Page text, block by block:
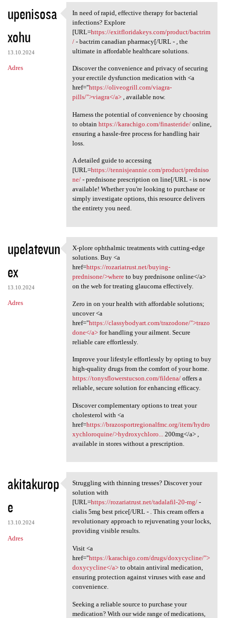
upenisosa
xohu
13.10.2024
Adres
In need of rapid, effective
In need of rapid, effective therapy for bacterial
infections? Explore
[URL=https://exitfloridakeys.com/product/bactrim
/- bactrim canadian pharmacy[/URL - , the
ultimate in affordable healthcare solutions.
Discover the convenience and privacy of securing
your erectile dysfunction medication with <a
href="https://oliveogrill.com/viagra-
pills/">viagra</a>, available now.
Harness the potential of convenience by choosing
to obtain https://karachigo.com/finasteride/online,
ensuring a hassle-free process for handling hair
loss.
A detailed guide to accessing
[URL=https://tennisjeannie.com/product/predniso
ne/- prednisone prescription on line[/URL - is now
available! Whether you're looking to purchase or
simply investigate options, this resource delivers
the entirety you need.
upelatevun
ex
13.10.2024
Adres
X-plore ophthalmic treatments
X-plore ophthalmic treatments with cutting-edge
solutions. Buy <a
href=https://rozariatrust.net/buying-
prednisone/>whereto buy prednisone online</a>
on the web for treating glaucoma effectively.
Zero in on your health with affordable solutions;
uncover <a
href="https://classybodyart.com/trazodone/">trazo
done</a>for handling your ailment. Secure
reliable care effortlessly.
Improve your lifestyle effortlessly by opting to buy
high-quality drugs from the comfort of your home.
https://tonysflowerstucson.com/fildena/offers a
reliable, secure solution for enhancing efficacy.
Discover complementary options to treat your
cholesterol with <a
href=https://brazosportregionalfmc.org/item/hydro
xychloroquine/>hydroxychloro...
200mg</a> ,
available in stores without a prescription.
akitakurop
e
13.10.2024
Adres
Struggling with thinning
Struggling with thinning tresses? Discover your
solution with
[URL=https://rozariatrust.net/tadalafil-20-mg/-
cialis 5mg best price[/URL - . This cream offers a
revolutionary approach to rejuvenating your locks,
providing visible results.
Visit <a
href="https://karachigo.com/drugs/doxycycline/">
doxycycline</a>to obtain antiviral medication,
ensuring protection against viruses with ease and
convenience.
Seeking a reliable source to purchase your
medication? With our wide range of medications,